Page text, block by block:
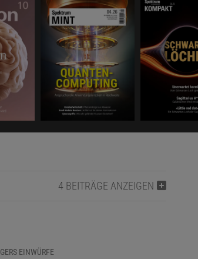
4 BEITRÄGE ANZEIGEN
EINWÜRFE